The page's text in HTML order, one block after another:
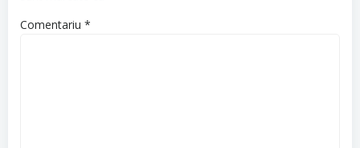
Comentariu *